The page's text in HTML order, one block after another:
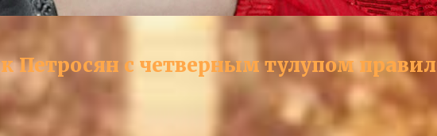
Петросян с четверным тулупом